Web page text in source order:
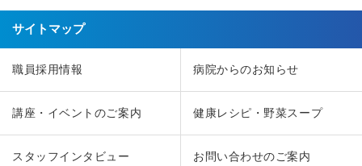
サイトマップ
職員採用情報 病院からのお知らせ
講座・イベントのご案内 健康レシピ・野菜スープ
スタッフインタビュー お問い合わせのご案内